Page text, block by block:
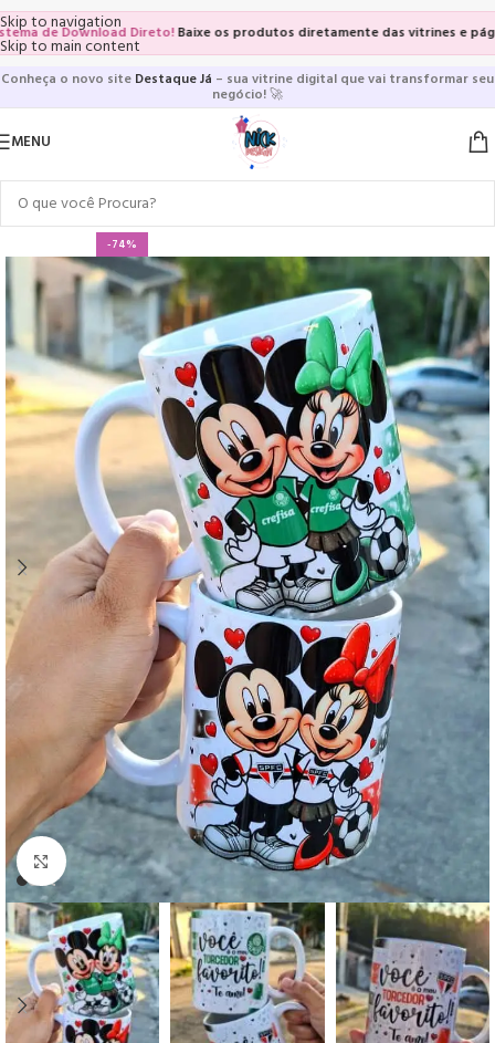
Skip to navigation
Skip to main content
Download Direto! Baixe os produtos diretamente das vitrines e páginas
Conheça o novo site Destaque Já – sua vitrine digital que vai transformar seu
negócio!🚀
MENU
-74%
Click to enlarge